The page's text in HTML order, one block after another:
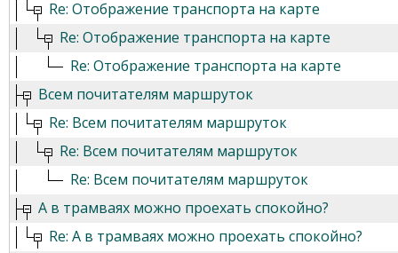
Re: Отображение транспорта на карте
Re: Отображение транспорта на карте
Re: Отображение транспорта на карте
Всем почитателям маршруток
Re: Всем почитателям маршруток
Re: Всем почитателям маршруток
Re: Всем почитателям маршруток
А в трамваях можно проехать спокойно?
Re: А в трамваях можно проехать спокойно?